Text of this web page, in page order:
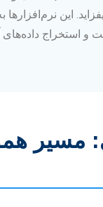
این
و استخراج داده‌های
مسیر